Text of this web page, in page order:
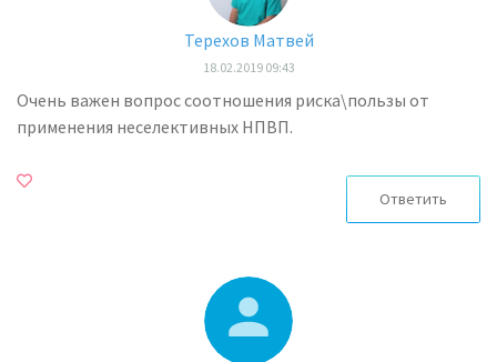
Терехов Матвей
18.02.2019 09:43
Очень важен вопрос соотношения риска\пользы от
применения неселективных НПВП.
Ответить